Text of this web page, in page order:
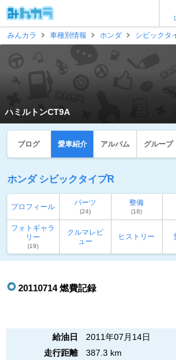
みんカラ
車種別情報 ホンダ シビックタ
ハミルトンCT9A
ブログ 愛車紹介 アルバム グループ
ホンダ シビックタイプR
プロフィール パーツ
(24)
整備
(18)
フォトギャラ
リー
(19)
クルマレビ
ュー
ヒストリー
20110714 燃費記録
給油日
2011年07月14日
走行距離
387.3 km